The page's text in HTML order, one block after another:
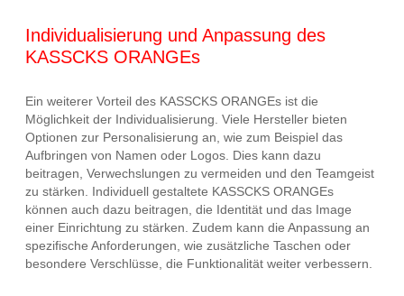
Individualisierung und Anpassung des
KASSCKS ORANGEs
Ein weiterer Vorteil des KASSCKS ORANGEs ist die
Möglichkeit der Individualisierung. Viele Hersteller bieten
Optionen zur Personalisierung an, wie zum Beispiel das
Aufbringen von Namen oder Logos. Dies kann dazu
beitragen, Verwechslungen zu vermeiden und den Teamgeist
zu stärken. Individuell gestaltete KASSCKS ORANGEs
können auch dazu beitragen, die Identität und das Image
einer Einrichtung zu stärken. Zudem kann die Anpassung an
spezifische Anforderungen, wie zusätzliche Taschen oder
besondere Verschlüsse, die Funktionalität weiter verbessern.